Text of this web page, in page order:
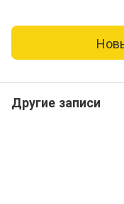
Другие записи